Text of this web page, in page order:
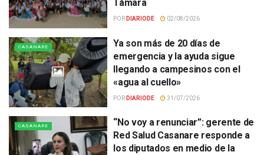
Támara
POR DIARIODE 02/08/2026
CASANARE
Ya son más de 20 días de
emergencia y la ayuda sigue
llegando a campesinos con el
«agua al cuello»
POR DIARIODE 31/07/2026
CASANARE
“No voy a renunciar”: gerente de
Red Salud Casanare responde a
los diputados en medio de la